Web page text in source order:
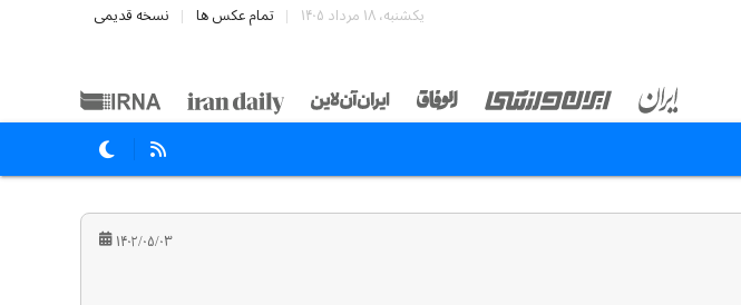
یکشنبه، ۱۸ مرداد ۱۴۰۵ تمام عکس ها نسخه قدیمی
۱۴۰۲/۰۵/۰۳